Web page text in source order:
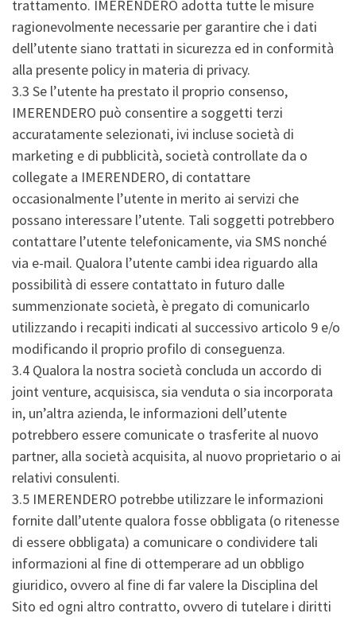
trattamento. IMERENDERO adotta tutte le misure
ragionevolmente necessarie per garantire che i dati
dell’utente siano trattati in sicurezza ed in conformità
alla presente policy in materia di privacy.
3.3 Se l’utente ha prestato il proprio consenso,
IMERENDERO può consentire a soggetti terzi
accuratamente selezionati, ivi incluse società di
marketing e di pubblicità, società controllate da o
collegate a IMERENDERO, di contattare
occasionalmente l’utente in merito ai servizi che
possano interessare l’utente. Tali soggetti potrebbero
contattare l’utente telefonicamente, via SMS nonché
via e-mail. Qualora l’utente cambi idea riguardo alla
possibilità di essere contattato in futuro dalle
summenzionate società, è pregato di comunicarlo
utilizzando i recapiti indicati al successivo articolo 9 e/o
modificando il proprio profilo di conseguenza.
3.4 Qualora la nostra società concluda un accordo di
joint venture, acquisisca, sia venduta o sia incorporata
in, un’altra azienda, le informazioni dell’utente
potrebbero essere comunicate o trasferite al nuovo
partner, alla società acquisita, al nuovo proprietario o ai
relativi consulenti.
3.5 IMERENDERO potrebbe utilizzare le informazioni
fornite dall’utente qualora fosse obbligata (o ritenesse
di essere obbligata) a comunicare o condividere tali
informazioni al fine di ottemperare ad un obbligo
giuridico, ovvero al fine di far valere la Disciplina del
Sito ed ogni altro contratto, ovvero di tutelare i diritti